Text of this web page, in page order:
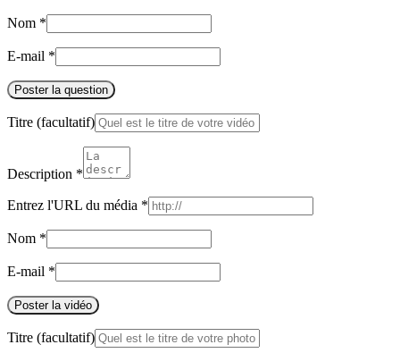
Nom *
E-mail *
Poster la question
Titre (facultatif)
Description *
Entrez l'URL du média *
Nom *
E-mail *
Poster la vidéo
Titre (facultatif)